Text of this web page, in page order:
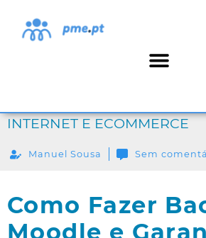
INTERNET E ECOMMERCE
Manuel Sousa Sem
Como Fazer
Moodle e